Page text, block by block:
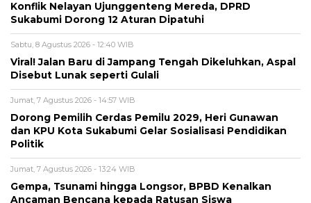
Konflik Nelayan Ujunggenteng Mereda, DPRD
Sukabumi Dorong 12 Aturan Dipatuhi
Sabtu, 8 Agustus 2026 - 12:40 WIB
Viral! Jalan Baru di Jampang Tengah Dikeluhkan, Aspal
Disebut Lunak seperti Gulali
Jumat, 7 Agustus 2026 - 14:57 WIB
Dorong Pemilih Cerdas Pemilu 2029, Heri Gunawan
dan KPU Kota Sukabumi Gelar Sosialisasi Pendidikan
Politik
Jumat, 7 Agustus 2026 - 13:24 WIB
Gempa, Tsunami hingga Longsor, BPBD Kenalkan
Ancaman Bencana kepada Ratusan Siswa